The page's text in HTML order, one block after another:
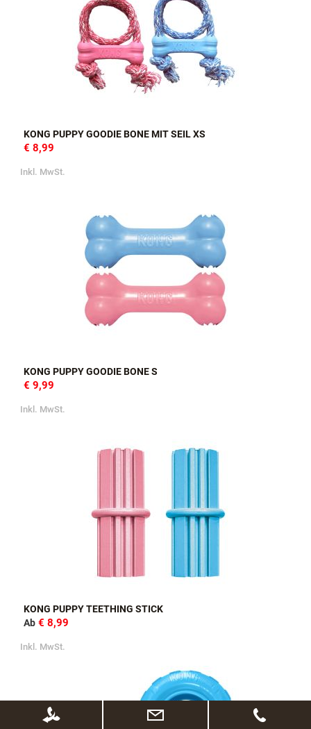
KONG PUPPY GOODIE BONE MIT SEIL XS
€ 8,99
Inkl. MwSt.
KONG PUPPY GOODIE BONE S
€ 9,99
Inkl. MwSt.
KONG PUPPY TEETHING STICK
Ab € 8,99
Inkl. MwSt.